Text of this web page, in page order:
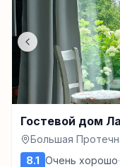
Гостевой дом
Большая
Залесский
8.1 Очень хорошо·